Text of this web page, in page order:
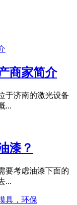
商家简介
于济南的激光设备
...
漆？
要考虑油漆下面的
...